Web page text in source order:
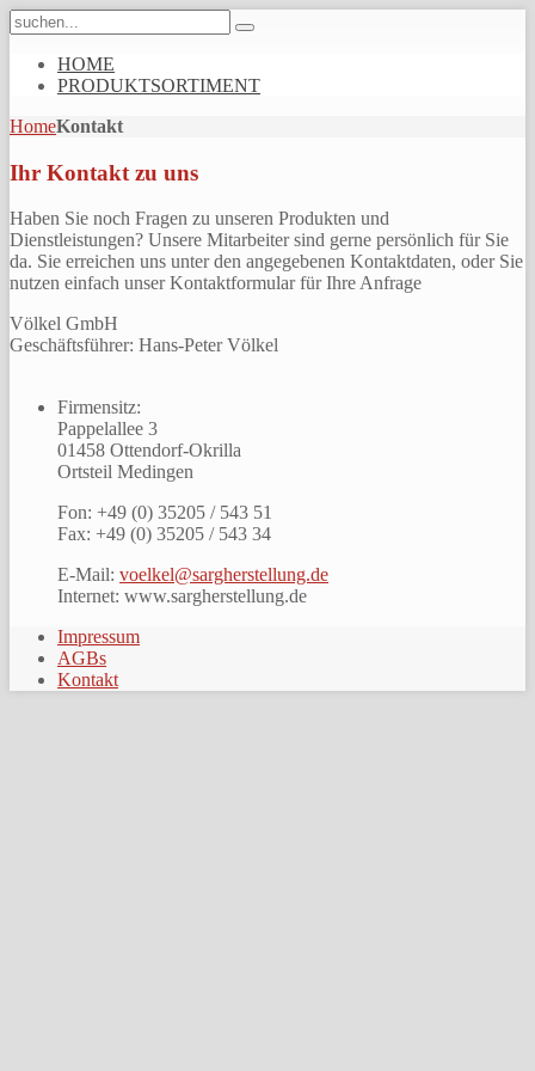
HOME
PRODUKTSORTIMENT
HomeKontakt
Ihr Kontakt zu uns
Haben Sie noch Fragen zu unseren Produkten und
Dienstleistungen? Unsere Mitarbeiter sind gerne persönlich für Sie
da. Sie erreichen uns unter den angegebenen Kontaktdaten, oder Sie
nutzen einfach unser Kontaktformular für Ihre Anfrage
Völkel GmbH
Geschäftsführer: Hans-Peter Völkel
Firmensitz:
Pappelallee 3
01458 Ottendorf-Okrilla
Ortsteil Medingen
Fon: +49 (0) 35205 / 543 51
Fax: +49 (0) 35205 / 543 34
E-Mail: voelkel@sargherstellung.de
Internet: www.sargherstellung.de
Impressum
AGBs
Kontakt